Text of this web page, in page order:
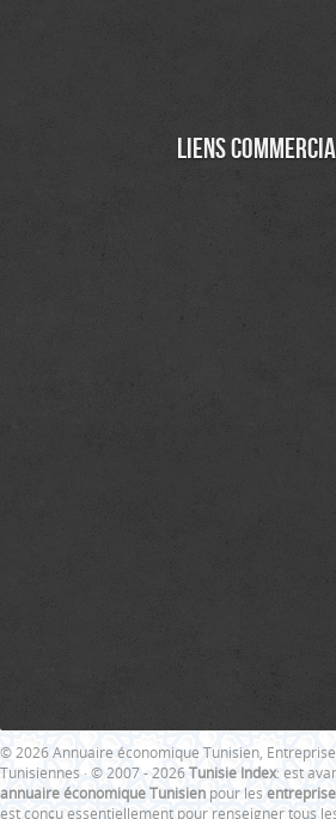
Liens
© 2026 Annuaire économique Tunisien,
Tunisiennes · © 2007 - 2026Tunisie Index: est
annuaire économique Tunisien pour les
est conçu essentiellement pour renseigner tous